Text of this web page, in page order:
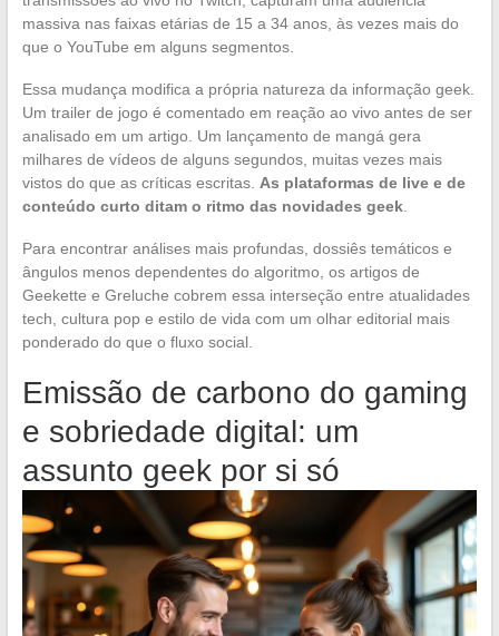
massiva nas faixas etárias de 15 a 34 anos, às vezes mais do
que o YouTube em alguns segmentos.
Essa mudança modifica a própria natureza da informação geek.
Um trailer de jogo é comentado em reação ao vivo antes de ser
analisado em um artigo. Um lançamento de mangá gera
milhares de vídeos de alguns segundos, muitas vezes mais
vistos do que as críticas escritas. As plataformas de live e de
conteúdo curto ditam o ritmo das novidades geek.
Para encontrar análises mais profundas, dossiês temáticos e
ângulos menos dependentes do algoritmo, os artigos de
Geekette e Greluche cobrem essa interseção entre atualidades
tech, cultura pop e estilo de vida com um olhar editorial mais
ponderado do que o fluxo social.
Emissão de carbono do gaming
e sobriedade digital: um
assunto geek por si só